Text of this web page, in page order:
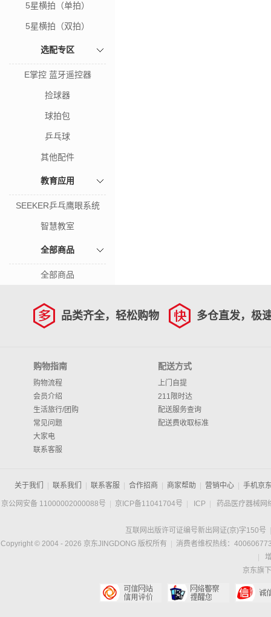
5星横拍（单拍）
5星横拍（双拍）
选配专区
E掌控 蓝牙遥控器
捡球器
球拍包
乒乓球
其他配件
教育应用
SEEKER乒乓鹰眼系统
智慧教室
全部商品
全部商品
品类齐全，轻松购物 多仓直发，极
购物指南
购物流程
会员介绍
生活旅行/团购
常见问题
大家电
联系客服
配送方式
上门自提
211限时达
配送服务查询
配送费收取标准
关于我们 联系我们 联系客服 合作招商 商家帮助 营销中心 手机京
京公网安备 11000002000088号 京ICP备11041704号 ICP 药品医疗器械网
互联网出版许可证编号新出网证(京)字150号
Copyright © 2004 - 2026 京东JINGDONG 版权所有
消费者维权热线：
京东旗